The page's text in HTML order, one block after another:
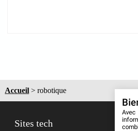
Accueil > robotique
Sites tech
Avec